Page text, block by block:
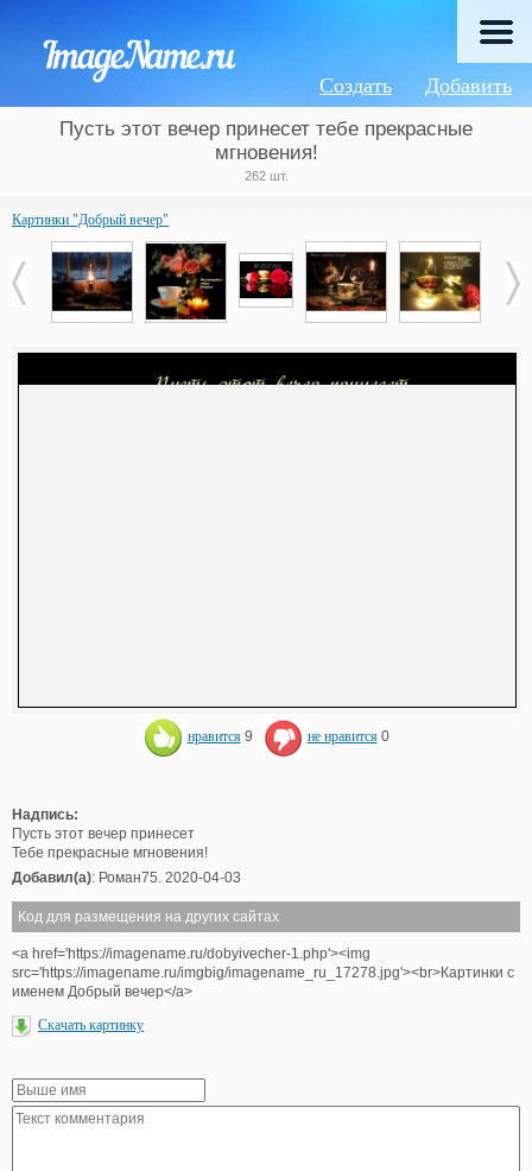
Добавить
Создать
Пусть этот вечер принесет тебе прекрасные
мгновения!
262 шт.
Картинки "Добрый вечер"
нравится 9 не нравится 0
Надпись:
Пусть этот вечер принесет
Тебе прекрасные мгновения!
Добавил(а): Роман75. 2020-04-03
Код для размещения на других сайтах
<a href='https://imagename.ru/dobyivecher-1.php'><img
src='https://imagename.ru/imgbig/imagename_ru_17278.jpg'><br>Картинки с
именем Добрый вечер</a>
Скачать картинку